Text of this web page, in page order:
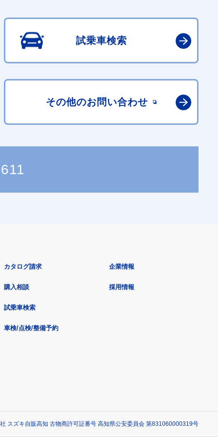
試乗車検索
その他のお問い合わせ
カタログ請求
購入相談
試乗車検索
車検/点検/整備予約
企業情報
採用情報
スズキ自販高知 古物商許可証番号 高知県公安委員会 第831060000319号